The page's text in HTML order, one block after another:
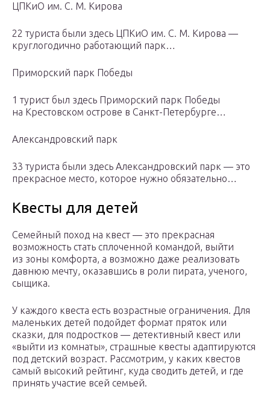
ЦПКиО им. С. М. Кирова
22 туристa были здесь ЦПКиО им. С. М. Кирова —
круглогодично работающий парк…
Приморский парк Победы
1 турист был здесь Приморский парк Победы
на Крестовском острове в Санкт-Петербурге…
Александровский парк
33 туристa были здесь Александровский парк — это
прекрасное место, которое нужно обязательно…
Квесты для детей
Семейный поход на квест — это прекрасная
возможность стать сплоченной командой, выйти
из зоны комфорта, а возможно даже реализовать
давнюю мечту, оказавшись в роли пирата, ученого,
сыщика.
У каждого квеста есть возрастные ограничения. Для
маленьких детей подойдет формат пряток или
сказки, для подростков — детективный квест или
«выйти из комнаты», страшные квесты адаптируются
под детский возраст. Рассмотрим, у каких квестов
самый высокий рейтинг, куда сводить детей, и где
принять участие всей семьей.